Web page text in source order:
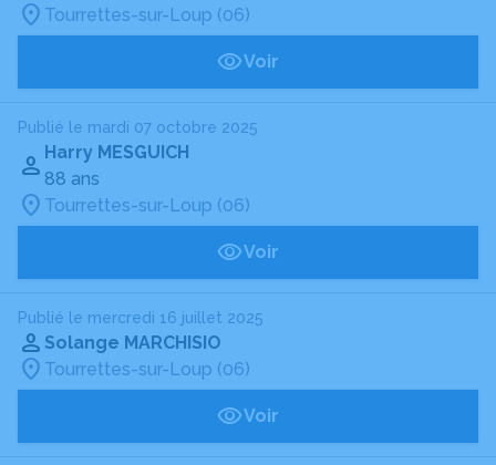
Tourrettes-sur-Loup (06)
Voir
Publié le mardi 07 octobre 2025
Harry MESGUICH
88 ans
Tourrettes-sur-Loup (06)
Voir
Publié le mercredi 16 juillet 2025
Solange MARCHISIO
Tourrettes-sur-Loup (06)
Voir